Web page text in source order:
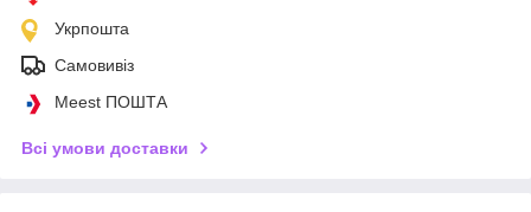
Укрпошта
Самовивіз
Meest ПОШТА
Всі умови доставки